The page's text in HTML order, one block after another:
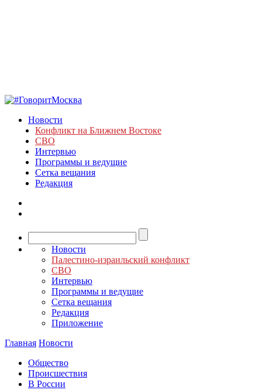
Новости
Конфликт на Ближнем Востоке
СВО
Интервью
Программы и ведущие
Сетка вещания
Редакция
Новости
Палестино-израильский конфликт
СВО
Интервью
Программы и ведущие
Сетка вещания
Редакция
Приложение
Главная Новости
Общество
Происшествия
В России